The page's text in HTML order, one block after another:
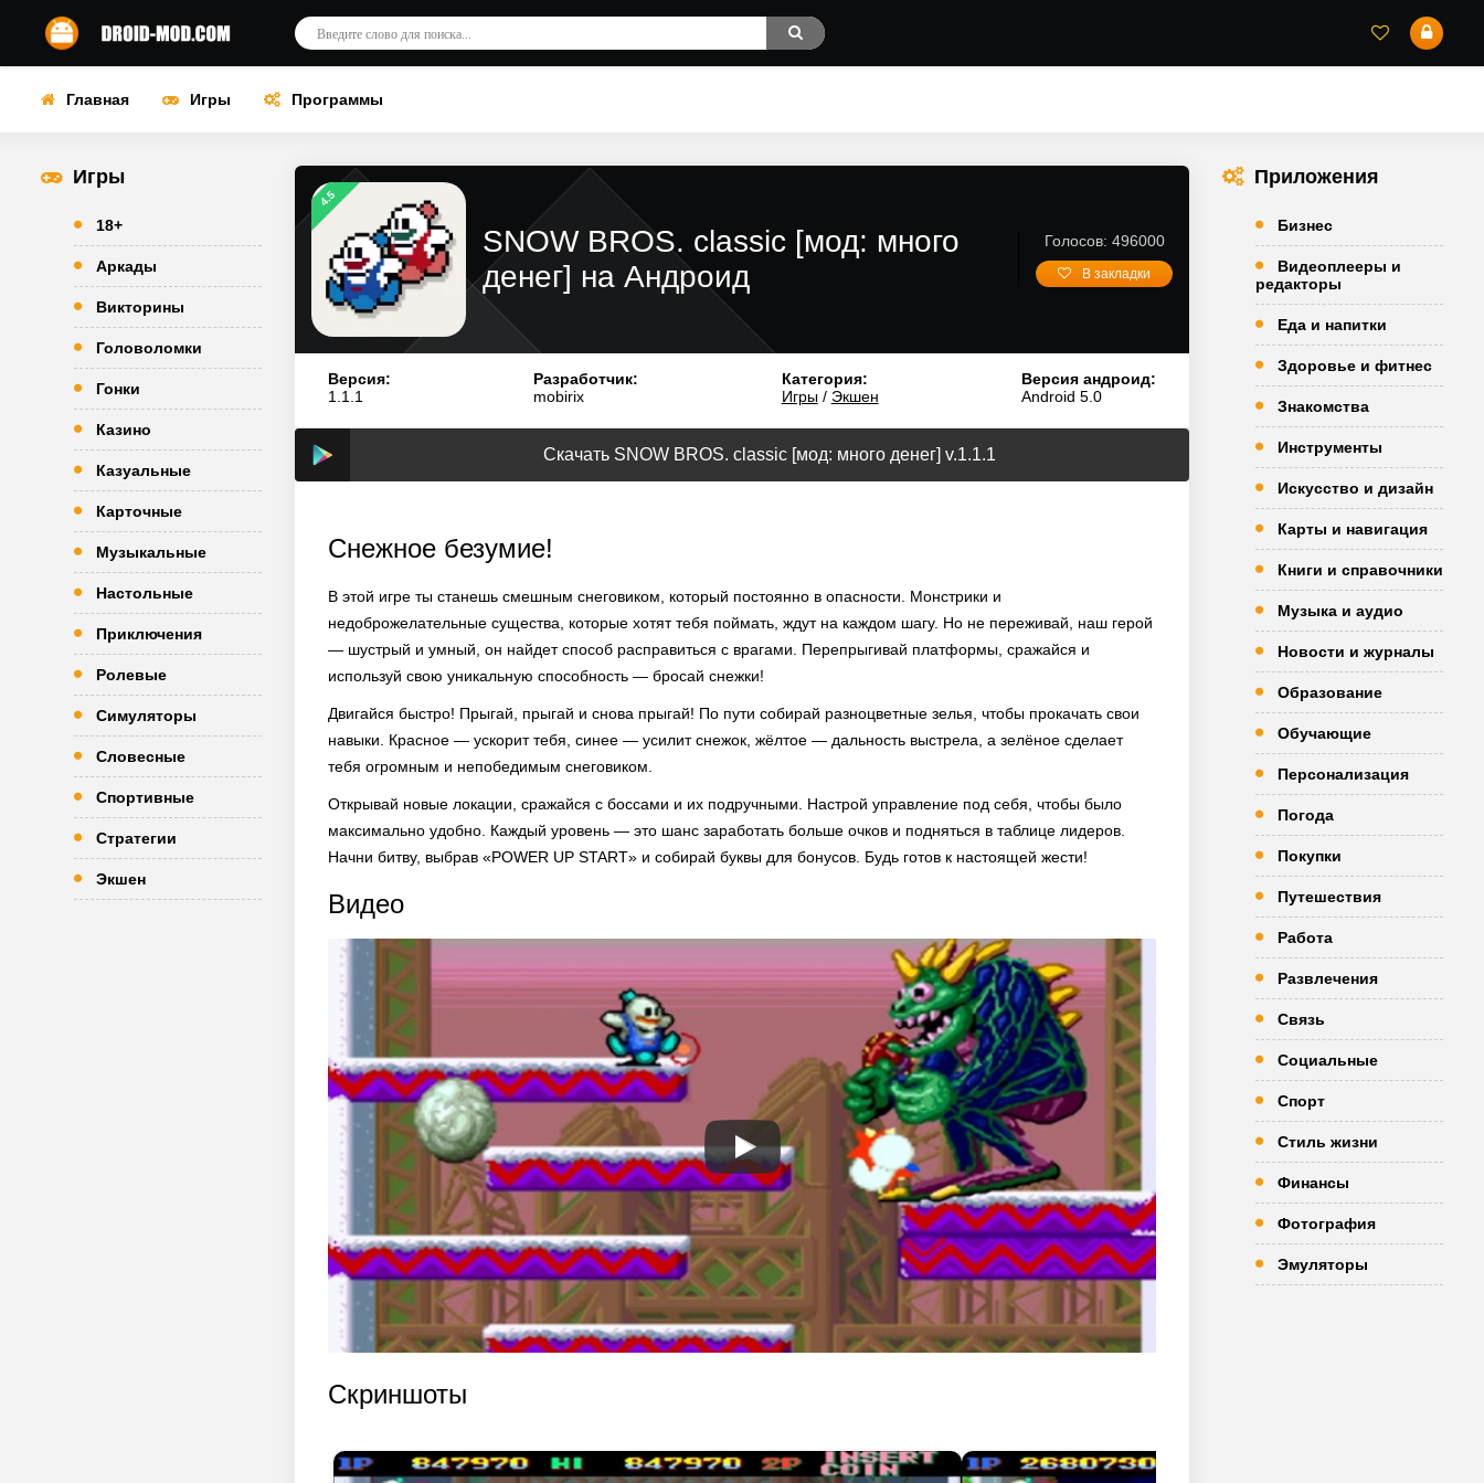
Главная Игры Программы
Игры
18+
Аркады
Викторины
Головоломки
Гонки
Казино
Казуальные
Карточные
Музыкальные
Настольные
Приключения
Ролевые
Симуляторы
Словесные
Спортивные
Стратегии
Экшен
4.5
SNOW BROS. classic [мод: много
денег] на Андроид
Голосов: 496000
В закладки
Версия:
1.1.1
Разработчик:
mobirix
Категория:
Игры/ Экшен
Версия андроид:
Android 5.0
Скачать SNOW BROS. classic [мод: много денег] v.1.1.1
Снежное безумие!
В этой игре ты станешь смешным снеговиком, который постоянно в опасности. Монстрики и
недоброжелательные существа, которые хотят тебя поймать, ждут на каждом шагу. Но не переживай, наш герой
— шустрый и умный, он найдет способ расправиться с врагами. Перепрыгивай платформы, сражайся и
используй свою уникальную способность — бросай снежки!
Двигайся быстро! Прыгай, прыгай и снова прыгай! По пути собирай разноцветные зелья, чтобы прокачать свои
навыки. Красное — ускорит тебя, синее — усилит снежок, жёлтое — дальность выстрела, а зелёное сделает
тебя огромным и непобедимым снеговиком.
Открывай новые локации, сражайся с боссами и их подручными. Настрой управление под себя, чтобы было
максимально удобно. Каждый уровень — это шанс заработать больше очков и подняться в таблице лидеров.
Начни битву, выбрав «POWER UP START» и собирай буквы для бонусов. Будь готов к настоящей жести!
Видео
Скриншоты
Приложения
Бизнес
Видеоплееры и
редакторы
Еда и напитки
Здоровье и фитнес
Знакомства
Инструменты
Искусство и дизайн
Карты и навигация
Книги и справочники
Музыка и аудио
Новости и журналы
Образование
Обучающие
Персонализация
Погода
Покупки
Путешествия
Работа
Развлечения
Связь
Социальные
Спорт
Стиль жизни
Финансы
Фотография
Эмуляторы